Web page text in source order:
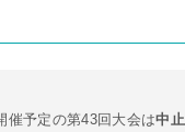
催予定の第43回大会は中止